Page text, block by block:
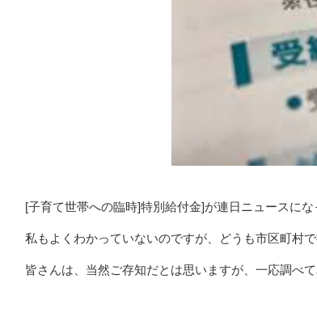
[子育て世帯への臨時]特別給付金]が連日ニュースにな
私もよくわかっていないのですが、どうも市区町村
皆さんは、当然ご存知だとは思いますが、一応調べ